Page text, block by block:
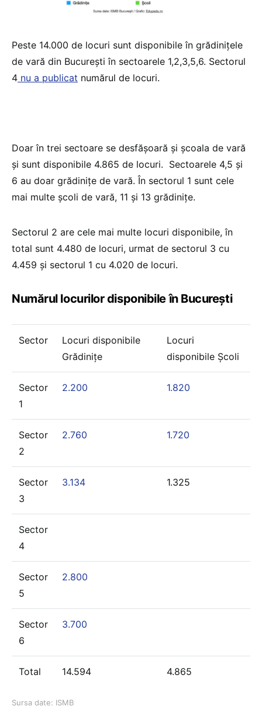
Peste 14.000 de locuri sunt disponibile în grădinițele
de vară din București în sectoarele 1,2,3,5,6. Sectorul
4 nu a publicat numărul de locuri.
Doar în trei sectoare se desfășoară și școala de vară
și sunt disponibile 4.865 de locuri. Sectoarele 4,5 și
6 au doar grădinițe de vară. În sectorul 1 sunt cele
mai multe școli de vară, 11 și 13 grădinițe.
Sectorul 2 are cele mai multe locuri disponibile, în
total sunt 4.480 de locuri, urmat de sectorul 3 cu
4.459 și sectorul 1 cu 4.020 de locuri.
Numărul locurilor disponibile în București
Sector
Locuri disponibile
Grădinițe
Locuri
disponibile Şcoli
Sector
1
2.200 1.820
Sector
2
2.760 1.720
Sector
3
3.134 1.325
Sector
4
Sector
5
2.800
Sector
6
3.700
Total 14.594 4.865
Sursa date: ISMB